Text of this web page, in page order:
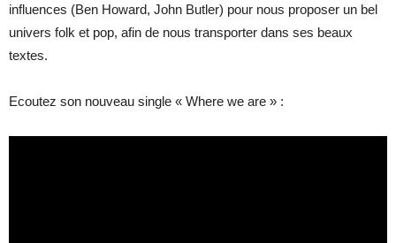
influences (Ben Howard, John Butler) pour nous proposer un bel
univers folk et pop, afin de nous transporter dans ses beaux
textes.
Ecoutez son nouveau single « Where we are » :